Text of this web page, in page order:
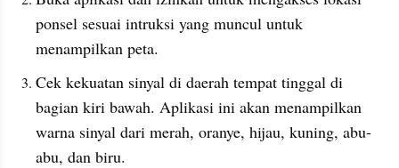
ponsel sesuai intruksi yang muncul untuk
menampilkan peta.
Cek kekuatan sinyal di daerah tempat tinggal di
bagian kiri bawah. Aplikasi ini akan menampilkan
warna sinyal dari merah, oranye, hijau, kuning, abu-
abu, dan biru.